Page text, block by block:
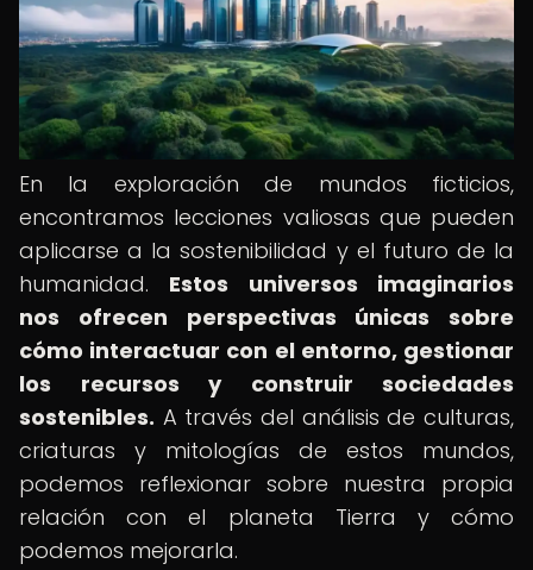
En la exploración de mundos ficticios,
encontramos lecciones valiosas que pueden
aplicarse a la sostenibilidad y el futuro de la
humanidad. Estos universos imaginarios
nos ofrecen perspectivas únicas sobre
cómo interactuar con el entorno, gestionar
los recursos y construir sociedades
sostenibles. A través del análisis de culturas,
criaturas y mitologías de estos mundos,
podemos reflexionar sobre nuestra propia
relación con el planeta Tierra y cómo
podemos mejorarla.